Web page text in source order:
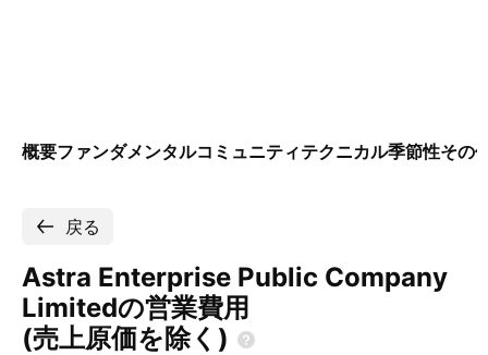
概要ファンダメンタルコミュニティテクニカル季節性その
戻る
Astra Enterprise Public Company
Limitedの営業費用
(売上原価を除く)